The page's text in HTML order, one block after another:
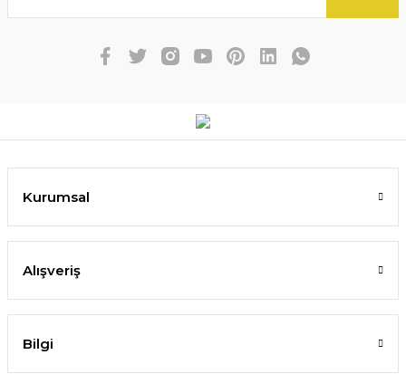
Kurumsal
Alışveriş
Bilgi